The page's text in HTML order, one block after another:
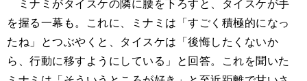
を握る一幕も。これに、ミナミは「すごく積極的になっ
たね」とつぶやくと、タイスケは「後悔したくないか
ら、行動に移すようにしている」と回答。これを聞いた